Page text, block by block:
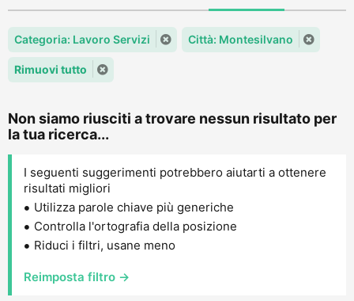
Categoria: Lavoro Servizi Città: Montesilvano
Rimuovi tutto
Non siamo riusciti a trovare nessun risultato per
la tua ricerca...
I seguenti suggerimenti potrebbero aiutarti a ottenere
risultati migliori
Utilizza parole chiave più generiche
Controlla l'ortografia della posizione
Riduci i filtri, usane meno
Reimposta filtro →